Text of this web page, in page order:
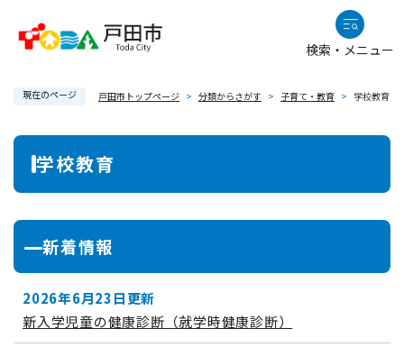
検索・メニュー
現在のページ 戸田市トップページ > 分類からさがす > 子育て・教育 > 学校教育
本
学校教育
新着情報
2026年6月23日更新
新入学児童の健康診断（就学時健康診断）